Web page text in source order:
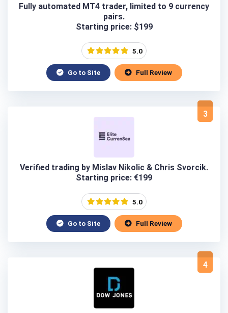
Fully automated MT4 trader, limited to 9 currency
pairs.
Starting price: $199
5.0
Go to Site Full Review
3
Verified trading by Mislav Nikolic & Chris Svorcik.
Starting price: €199
5.0
Go to Site Full Review
4